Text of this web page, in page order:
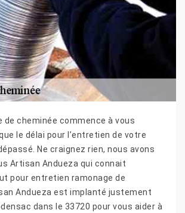
de cheminée commence à vous
le délai pour l’entretien de votre
Ne craignez rien, nous avons
Artisan Andueza qui connait
pour entretien ramonage de
Andueza est implanté justement
dans le 33720 pour vous aider à